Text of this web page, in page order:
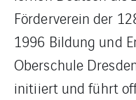
Förderverein der
1996 Bildung und
Oberschule
initiiert und führt